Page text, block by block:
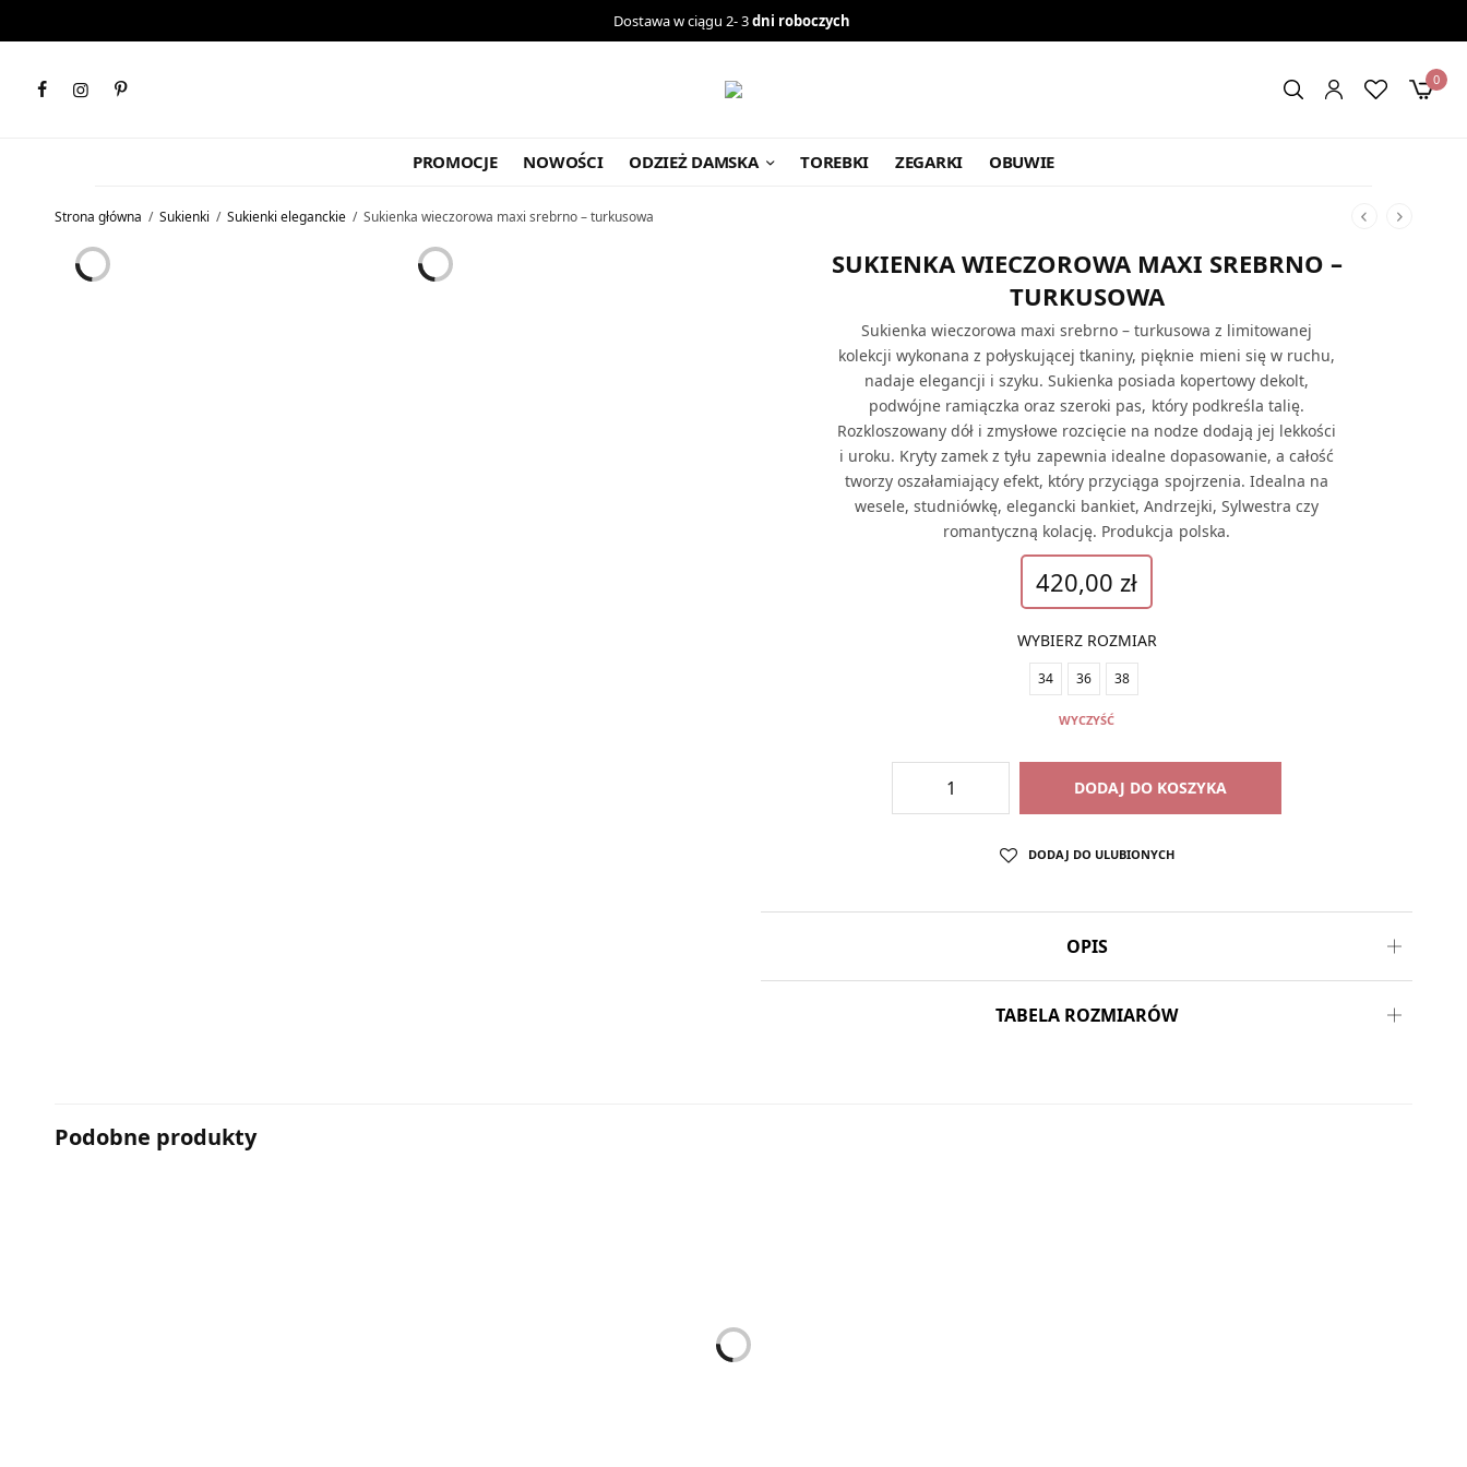
Dostawa w ciągu 2- 3dni roboczych
0
PROMOCJE NOWOŚCI ODZIEŻ DAMSKA TOREBKI ZEGARKI OBUWIE
Strona główna / Sukienki / Sukienki eleganckie / Sukienka wieczorowa maxi srebrno – turkusowa
SUKIENKA WIECZOROWA MAXI SREBRNO –
TURKUSOWA
Sukienka wieczorowa maxi srebrno – turkusowa z limitowanej
kolekcji wykonana z połyskującej tkaniny, pięknie mieni się w ruchu,
nadaje elegancji i szyku. Sukienka posiada kopertowy dekolt,
podwójne ramiączka oraz szeroki pas, który podkreśla talię.
Rozkloszowany dół i zmysłowe rozcięcie na nodze dodają jej lekkości
i uroku. Kryty zamek z tyłu zapewnia idealne dopasowanie, a całość
tworzy oszałamiający efekt, który przyciąga spojrzenia. Idealna na
wesele, studniówkę, elegancki bankiet, Andrzejki, Sylwestra czy
romantyczną kolację. Produkcja polska.
420,00zł
WYBIERZ ROZMIAR
34 36 38
WYCZYŚĆ
DODAJ DO KOSZYKA
DODAJ DO ULUBIONYCH
OPIS
TABELA ROZMIARÓW
Podobne produkty